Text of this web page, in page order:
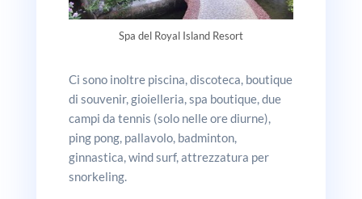
Spa del Royal Island Resort
Ci sono inoltre piscina, discoteca, boutique
di souvenir, gioielleria, spa boutique, due
campi da tennis (solo nelle ore diurne),
ping pong, pallavolo, badminton,
ginnastica, wind surf, attrezzatura per
snorkeling.